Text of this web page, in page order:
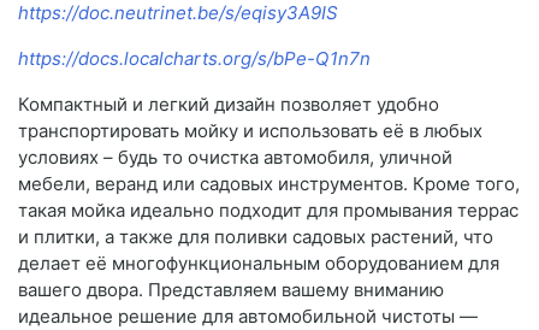
https://doc.neutrinet.be/s/eqisy3A9IS
https://docs.localcharts.org/s/bPe-Q1n7n
Компактный и легкий дизайн позволяет удобно
транспортировать мойку и использовать её в любых
условиях – будь то очистка автомобиля, уличной
мебели, веранд или садовых инструментов. Кроме того,
такая мойка идеально подходит для промывания террас
и плитки, а также для поливки садовых растений, что
делает её многофункциональным оборудованием для
вашего двора. Представляем вашему вниманию
идеальное решение для автомобильной чистоты —